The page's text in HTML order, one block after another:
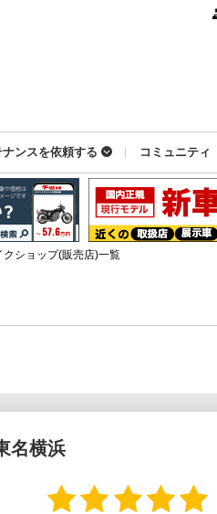
ナンスを依頼する コミュニティ
ショップ(販売店)一覧
名横浜